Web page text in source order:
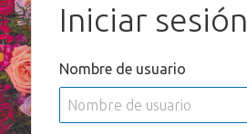
Iniciar sesión
Nombre de usuario